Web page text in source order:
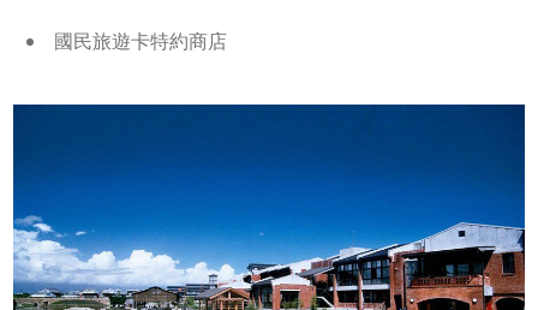
國民旅遊卡特約商店